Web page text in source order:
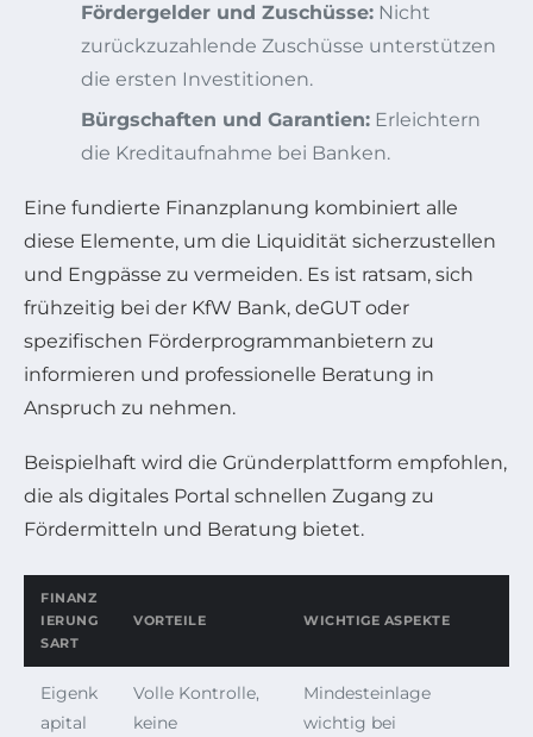
Fördergelder und Zuschüsse: Nicht
zurückzuzahlende Zuschüsse unterstützen
die ersten Investitionen.
Bürgschaften und Garantien: Erleichtern
die Kreditaufnahme bei Banken.
Eine fundierte Finanzplanung kombiniert alle
diese Elemente, um die Liquidität sicherzustellen
und Engpässe zu vermeiden. Es ist ratsam, sich
frühzeitig bei der KfW Bank, deGUT oder
spezifischen Förderprogrammanbietern zu
informieren und professionelle Beratung in
Anspruch zu nehmen.
Beispielhaft wird die Gründerplattform empfohlen,
die als digitales Portal schnellen Zugang zu
Fördermitteln und Beratung bietet.
FINANZ
IERUNG
SART
VORTEILE WICHTIGE ASPEKTE
Eigenk
apital
Volle Kontrolle,
keine
Mindesteinlage
wichtig bei